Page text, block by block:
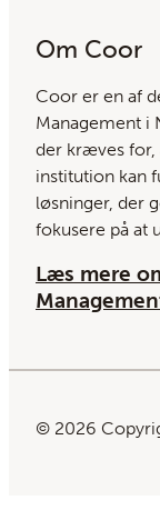
Om Coor
Coor er en af
Management i
der kræves for,
institution kan
løsninger, der
fokusere på at
Læs mere
© 2026